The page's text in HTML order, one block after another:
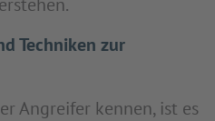
Techniken zur
Angreifer kennen, ist es